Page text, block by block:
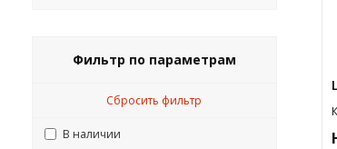
Фильтр по параметрам
Сбросить фильтр
В наличии